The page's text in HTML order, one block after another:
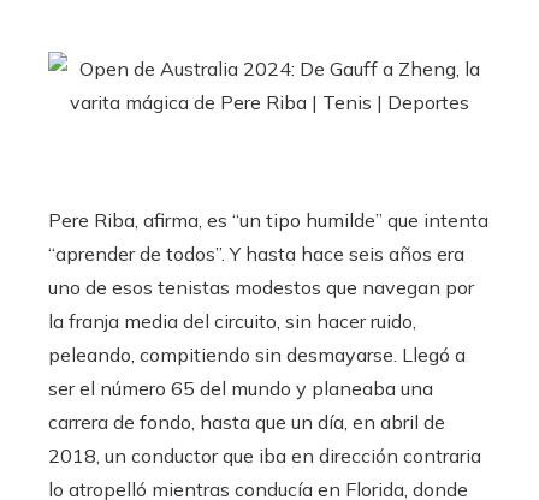
Pere Riba, afirma, es “un tipo humilde” que intenta
“aprender de todos”. Y hasta hace seis años era
uno de esos tenistas modestos que navegan por
la franja media del circuito, sin hacer ruido,
peleando, compitiendo sin desmayarse. Llegó a
ser el número 65 del mundo y planeaba una
carrera de fondo, hasta que un día, en abril de
2018, un conductor que iba en dirección contraria
lo atropelló mientras conducía en Florida, donde